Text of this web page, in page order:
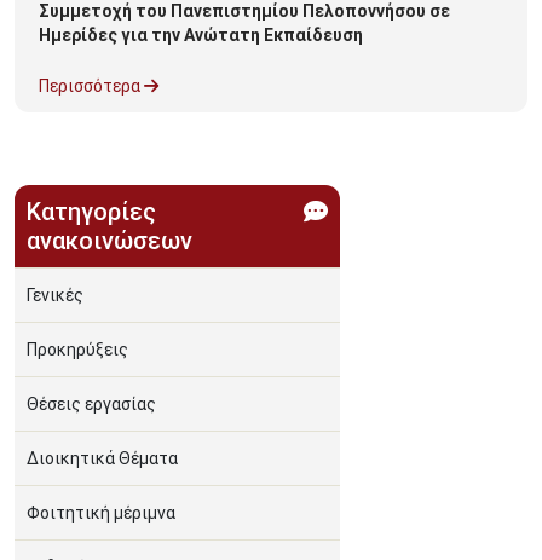
Συμμετοχή του Πανεπιστημίου Πελοποννήσου σε
Ημερίδες για την Ανώτατη Εκπαίδευση
Περισσότερα
Κατηγορίες
ανακοινώσεων
Γενικές
Προκηρύξεις
Θέσεις εργασίας
Διοικητικά Θέματα
Φοιτητική μέριμνα